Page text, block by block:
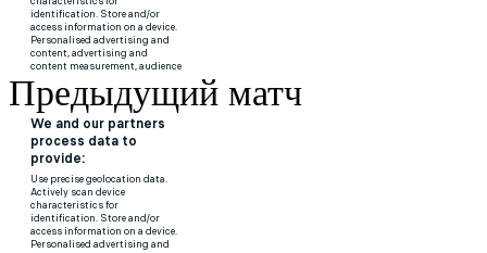
Предыдущий матч